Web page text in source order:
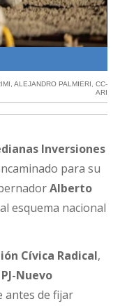
,ALEJANDRO PALMIERI ,CC-
ARI
Inversiones
para su
Alberto
esquema nacional
Cívica Radical,
PJ-Nuevo
antes de fijar